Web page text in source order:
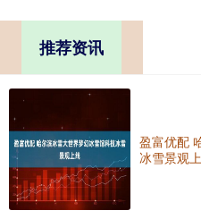
推荐资讯
盈富优配
冰雪景观